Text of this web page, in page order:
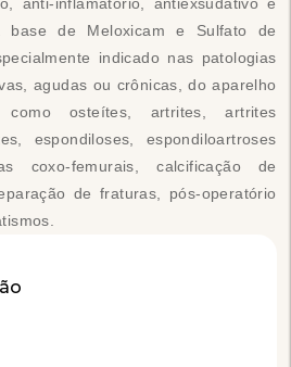
anti-inflamatório, antiexsudativo e
base de Meloxicam e Sulfato de
indicado nas patologias
agudas ou crônicas, do aparelho
como osteítes, artrites, artrites
espondiloses, espondiloartroses
coxo-femurais, calcificação de
de fraturas, pós-operatório